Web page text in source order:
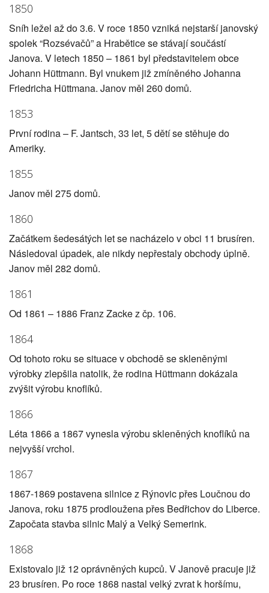
1850
Sníh ležel až do 3.6. V roce 1850 vzniká nejstarší janovský
spolek “Rozsévačů” a Hrabětice se stávají součástí
Janova. V letech 1850 – 1861 byl představitelem obce
Johann Hüttmann. Byl vnukem již zmíněného Johanna
Friedricha Hüttmana. Janov měl 260 domů.
1853
První rodina – F. Jantsch, 33 let, 5 dětí se stěhuje do
Ameriky.
1855
Janov měl 275 domů.
1860
Začátkem šedesátých let se nacházelo v obci 11 brusíren.
Následoval úpadek, ale nikdy nepřestaly obchody úplně.
Janov měl 282 domů.
1861
Od 1861 – 1886 Franz Zacke z čp. 106.
1864
Od tohoto roku se situace v obchodě se skleněnými
výrobky zlepšila natolik, že rodina Hüttmann dokázala
zvýšit výrobu knoflíků.
1866
Léta 1866 a 1867 vynesla výrobu skleněných knoflíků na
nejvyšší vrchol.
1867
1867-1869 postavena silnice z Rýnovic přes Loučnou do
Janova, roku 1875 prodloužena přes Bedřichov do Liberce.
Započata stavba silnic Malý a Velký Semerink.
1868
Existovalo již 12 oprávněných kupců. V Janově pracuje již
23 brusíren. Po roce 1868 nastal velký zvrat k horšímu,